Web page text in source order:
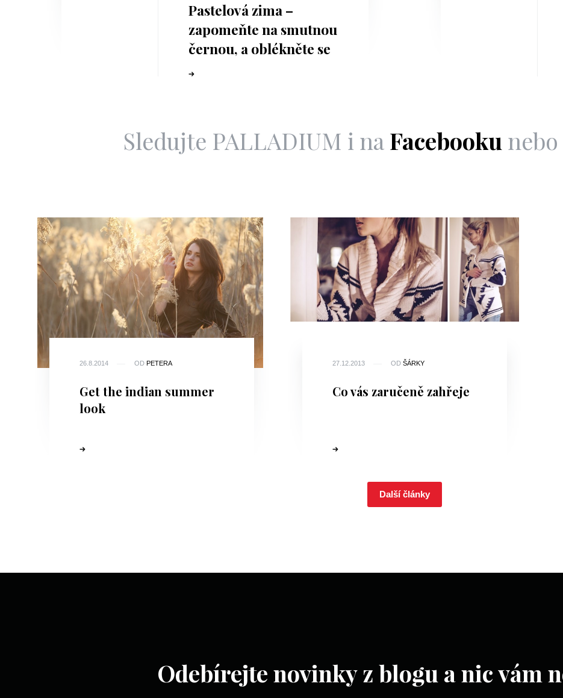
Pastelová zima –
zapomeňte na smutnou
černou, a oblékněte se
do jemných tónů
Sledujte PALLADIUM i naFacebooku nebo
26.8.2014 OD PETERA
Get the indian summer
look
27.12.2013 OD ŠÁRKY
Co vás zaručeně zahřeje
Další články
Odebírejte novinky z blogu a nic vám